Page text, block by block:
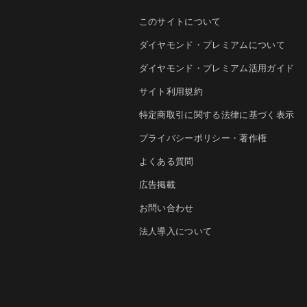
このサイトについて
ダイヤモンド・プレミアムについて
ダイヤモンド・プレミアム活用ガイド
サイト利用規約
特定商取引に関する法律に基づく表示
プライバシーポリシー・著作権
よくある質問
広告掲載
お問い合わせ
法人導入について